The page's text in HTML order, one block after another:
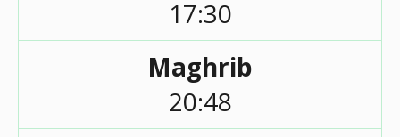
17:30
Maghrib
20:48